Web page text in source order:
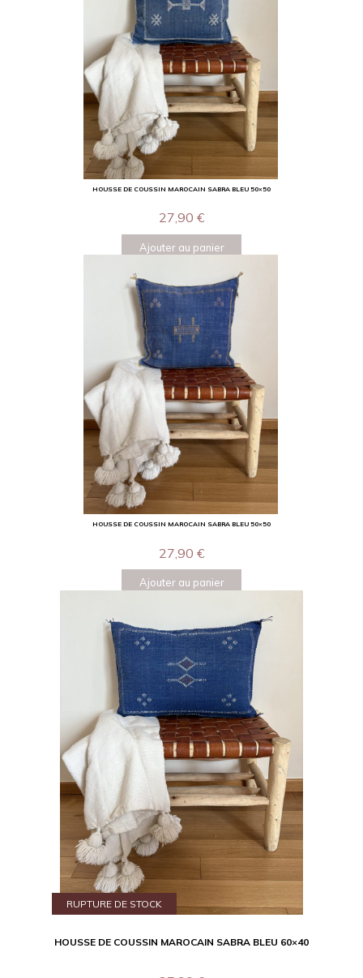
HOUSSE DE COUSSIN MAROCAIN SABRA BLEU 50×50
27,90 €
Ajouter au panier
HOUSSE DE COUSSIN MAROCAIN SABRA BLEU 50×50
27,90 €
Ajouter au panier
RUPTURE DE STOCK
HOUSSE DE COUSSIN MAROCAIN SABRA BLEU 60×40